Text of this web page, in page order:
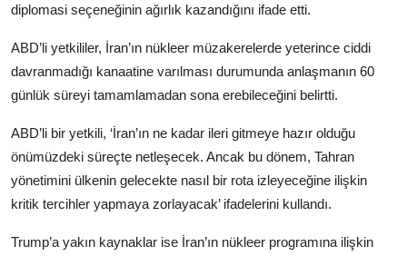
diplomasi seçeneğinin ağırlık kazandığını ifade etti.
ABD’li yetkililer, İran’ın nükleer müzakerelerde yeterince ciddi
davranmadığı kanaatine varılması durumunda anlaşmanın 60
günlük süreyi tamamlamadan sona erebileceğini belirtti.
ABD’li bir yetkili, ‘İran’ın ne kadar ileri gitmeye hazır olduğu
önümüzdeki süreçte netleşecek. Ancak bu dönem, Tahran
yönetimini ülkenin gelecekte nasıl bir rota izleyeceğine ilişkin
kritik tercihler yapmaya zorlayacak’ ifadelerini kullandı.
Trump’a yakın kaynaklar ise İran’ın nükleer programına ilişkin